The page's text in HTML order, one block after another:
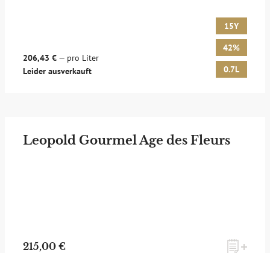
206,43 € — pro Liter
Leider ausverkauft
15Y
42%
0.7L
Leopold Gourmel Age des Fleurs
215,00 €